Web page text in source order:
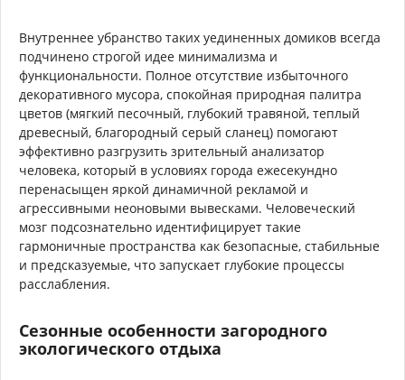
Внутреннее убранство таких уединенных домиков всегда
подчинено строгой идее минимализма и
функциональности. Полное отсутствие избыточного
декоративного мусора, спокойная природная палитра
цветов (мягкий песочный, глубокий травяной, теплый
древесный, благородный серый сланец) помогают
эффективно разгрузить зрительный анализатор
человека, который в условиях города ежесекундно
перенасыщен яркой динамичной рекламой и
агрессивными неоновыми вывесками. Человеческий
мозг подсознательно идентифицирует такие
гармоничные пространства как безопасные, стабильные
и предсказуемые, что запускает глубокие процессы
расслабления.
Сезонные особенности загородного
экологического отдыха